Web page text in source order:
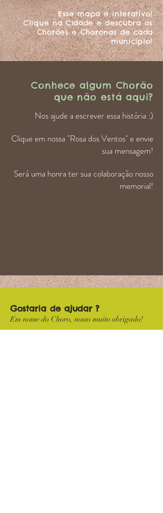
Esse mapa é interativo!
Clique na Cidade e descubra os
Chorões e Choronas de cada
município!
Conhece algum Chorão
que não está aqui?
Nos ajude a escrever essa história :)
Clique em nossa "Rosa dos Ventos" e envie
sua mensagem!
Será uma honra ter sua colaboração nosso
memorial!
Gostaria de ajudar ?
Em nome do Choro, nosso muito obrigado!